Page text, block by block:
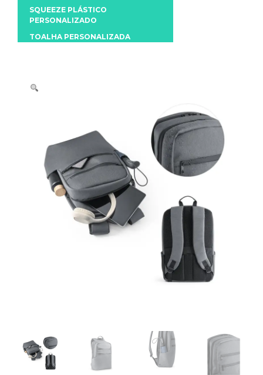
SQUEEZE PLÁSTICO
PERSONALIZADO
TOALHA PERSONALIZADA